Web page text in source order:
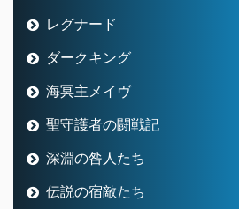
レグナード
ダークキング
海冥主メイヴ
聖守護者の闘戦記
深淵の咎人たち
伝説の宿敵たち